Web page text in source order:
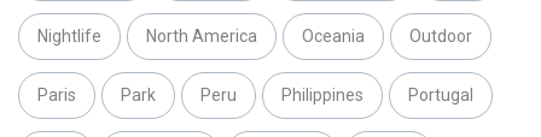
Nightlife North America Oceania Outdoor
Paris Park Peru Philippines Portugal